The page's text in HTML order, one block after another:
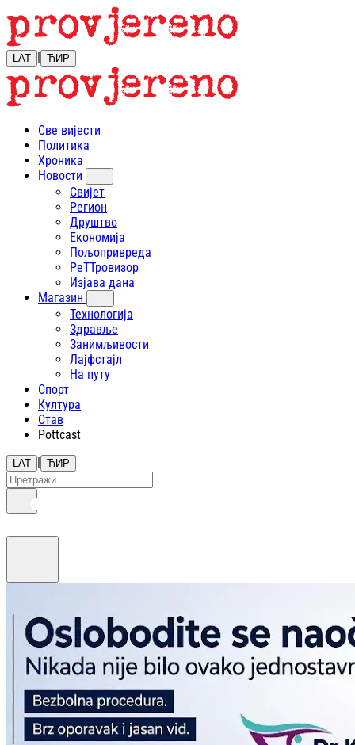
LAT | ЋИР
Све вијести
Политика
Хроника
Новости
Свијет
Регион
Друштво
Економија
Пољопривреда
РеТТровизор
Изјава дана
Магазин
Технологија
Здравље
Занимљивости
Лајфстajл
На путу
Спорт
Култура
Став
Pottcast
LAT | ЋИР